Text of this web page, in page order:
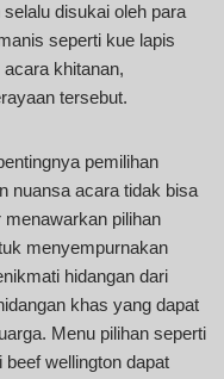
disukai oleh para
seperti kue lapis
khitanan,
tersebut.
pemilihan
nuansa acara tidak bisa
pilihan
menyempurnakan
hidangan dari
khas yang dapat
Menu pilihan seperti
wellington dapat